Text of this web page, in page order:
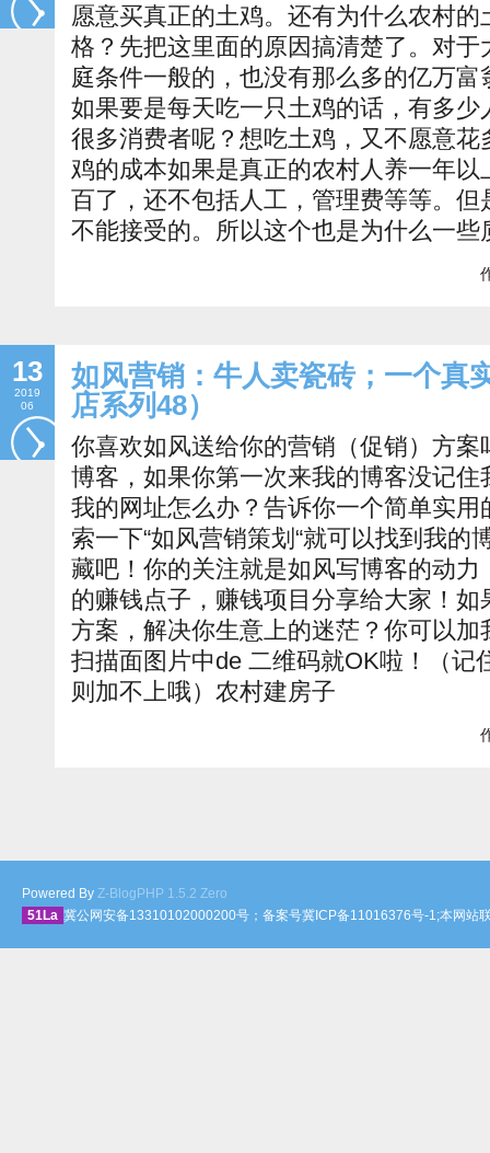
愿意买真正的土鸡。还有为什么农村
格？先把这里面的原因搞清楚了。对
庭条件一般的，也没有那么多的亿万
如果要是每天吃一只土鸡的话，有多
很多消费者呢？想吃土鸡，又不愿意
鸡的成本如果是真正的农村人养一年
百了，还不包括人工，管理费等等。
不能接受的。所以这个也是为什么一些
13
2019
06
如风营销：牛人卖瓷砖；一个真
店系列48）
你喜欢如风送给你的营销（促销）方
博客，如果你第一次来我的博客没记
我的网址怎么办？告诉你一个简单实
索一下“如风营销策划“就可以找到我的
藏吧！你的关注就是如风写博客的动
的赚钱点子，赚钱项目分享给大家！
方案，解决你生意上的迷茫？你可以
扫描面图片中de 二维码就OK啦！（记
则加不上哦）农村建房子
Powered By Z-BlogPHP 1.5.2 Zero
51La 冀公网安备13310102000200号；备案号冀ICP备11016376号-1;本网站